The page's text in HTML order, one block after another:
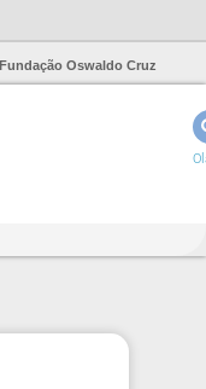
Fundação Oswaldo Cruz